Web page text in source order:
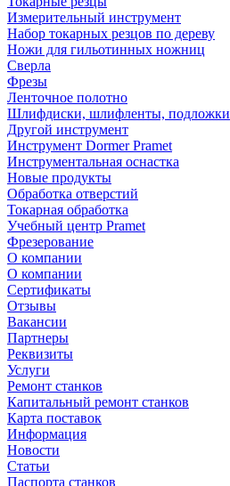
Измерительный инструмент
Набор токарных резцов по дереву
Ножи для гильотинных ножниц
Сверла
Фрезы
Ленточное полотно
Шлифдиски, шлифленты, подложки
Другой инструмент
Инструмент Dormer Pramet
Инструментальная оснастка
Новые продукты
Обработка отверстий
Токарная обработка
Учебный центр Pramet
Фрезерование
О компании
О компании
Сертификаты
Отзывы
Вакансии
Партнеры
Реквизиты
Услуги
Ремонт станков
Капитальный ремонт станков
Карта поставок
Информация
Новости
Статьи
Паспорта станков